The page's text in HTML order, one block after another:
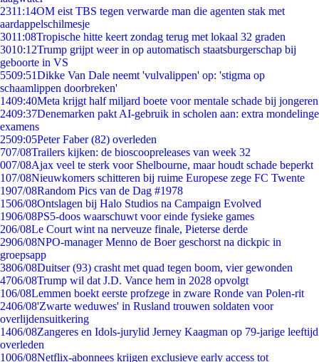
2311:14OM eist TBS tegen verwarde man die agenten stak met
aardappelschilmesje
3011:08Tropische hitte keert zondag terug met lokaal 32 graden
3010:12Trump grijpt weer in op automatisch staatsburgerschap bij
geboorte in VS
5509:51Dikke Van Dale neemt 'vulvalippen' op: 'stigma op
schaamlippen doorbreken'
1409:40Meta krijgt half miljard boete voor mentale schade bij jongeren
2409:37Denemarken pakt AI-gebruik in scholen aan: extra mondelinge
examens
2509:05Peter Faber (82) overleden
707/08Trailers kijken: de bioscoopreleases van week 32
007/08Ajax veel te sterk voor Shelbourne, maar houdt schade beperkt
107/08Nieuwkomers schitteren bij ruime Europese zege FC Twente
1907/08Random Pics van de Dag #1978
1506/08Ontslagen bij Halo Studios na Campaign Evolved
1906/08PS5-doos waarschuwt voor einde fysieke games
206/08Le Court wint na nerveuze finale, Pieterse derde
2906/08NPO-manager Menno de Boer geschorst na dickpic in
groepsapp
3806/08Duitser (93) crasht met quad tegen boom, vier gewonden
4706/08Trump wil dat J.D. Vance hem in 2028 opvolgt
106/08Lemmen boekt eerste profzege in zware Ronde van Polen-rit
2406/08'Zwarte weduwes' in Rusland trouwen soldaten voor
overlijdensuitkering
1406/08Zangeres en Idols-jurylid Jerney Kaagman op 79-jarige leeftijd
overleden
1006/08Netflix-abonnees krijgen exclusieve early access tot